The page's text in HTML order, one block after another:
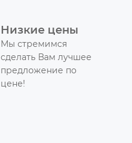
Низкие цены
Мы стремимся
сделать Вам лучшее
предложение по
цене!